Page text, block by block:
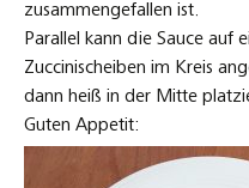
zusammengefallen ist.
Parallel kann die Sauce auf
Zuccinischeiben im Kreis
dann heiß in der Mitte
Guten Appetit: